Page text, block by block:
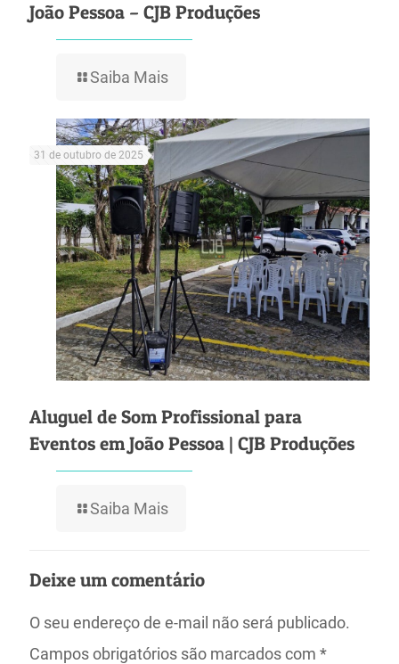
João Pessoa – CJB Produções
Saiba Mais
31 de outubro de 2025
Aluguel de Som Profissional para
Eventos em João Pessoa | CJB Produções
Saiba Mais
Deixe um comentário
O seu endereço de e-mail não será publicado.
Campos obrigatórios são marcados com *